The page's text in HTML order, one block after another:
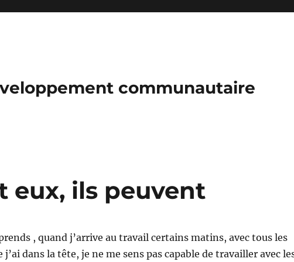
communautaire
eux, ils peuvent
, quand j’arrive au travail certains matins, avec tous les
j’ai dans la tête, je ne me sens pas capable de travailler avec